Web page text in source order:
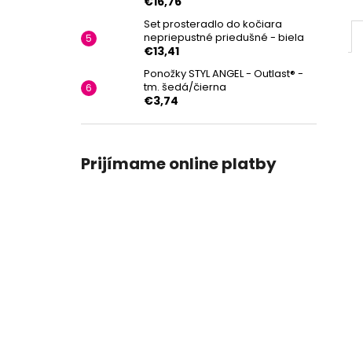
Set prosteradlo do kočiara
nepriepustné priedušné - biela
€13,41
Ponožky STYL ANGEL - Outlast® -
tm. šedá/čierna
€3,74
Prijímame online platby